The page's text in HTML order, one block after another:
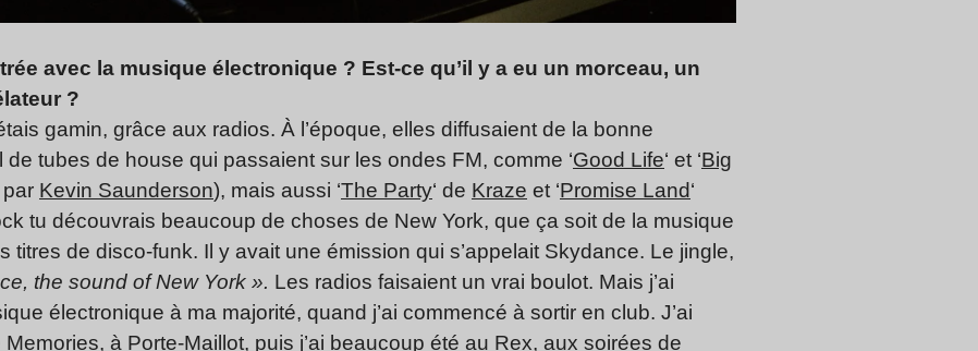
avec la musique électronique ? Est-ce qu’il y a eu un morceau, un
?
gamin, grâce aux radios. À l’époque, elles diffusaient de la bonne
tubes de house qui passaient sur les ondes FM, comme ‘Good Life‘ et ‘Big
Kevin Saunderson), mais aussi ‘The Party‘ de Kraze et ‘Promise Land‘
tu découvrais beaucoup de choses de New York, que ça soit de la musique
titres de disco-funk. Il y avait une émission qui s’appelait Skydance. Le jingle,
the sound of New York ». Les radios faisaient un vrai boulot. Mais j’ai
électronique à ma majorité, quand j’ai commencé à sortir en club. J’ai
à Porte-Maillot, puis j’ai beaucoup été au Rex, aux soirées de